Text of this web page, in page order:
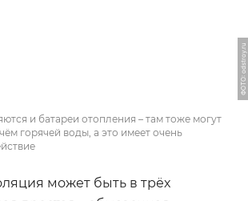
ФОТО: odstroy.ru
и батареи отопления – там тоже могут
горячей воды, а это имеет очень
может быть в трёх